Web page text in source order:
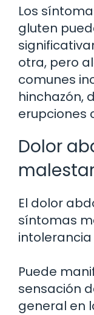
Los
gluten
otra, pero
comunes
hinchazón,
erupciones
Dolor
El dolor
síntomas
Puede
sensación
general en